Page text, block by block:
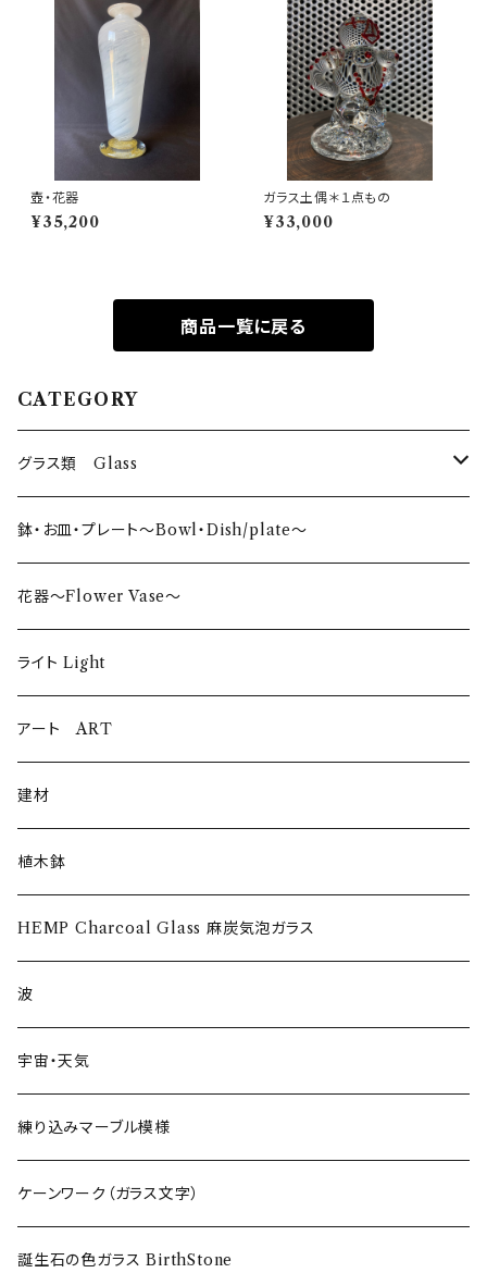
壺・花器
¥35,200
ガラス土偶＊１点もの
¥33,000
商品一覧に戻る
CATEGORY
グラス類 Glass
タンブラー〜Tumbler〜
日本酒〜SAKE〜
ロックグラス〜Rock Glass〜
ウイスキーグラス〜Whisky Glass
ゴブレット〜Goblet〜
ショットグラス〜Shot Glass
ワイングラス~Wine Glass
フリーグラス〜FREEEE
鉢・お皿・プレート〜Bowl・Dish/plate〜
花器〜Flower Vase〜
ライト Light
アート ART
建材
植木鉢
HEMP Charcoal Glass 麻炭気泡ガラス
波
宇宙・天気
練り込みマーブル模様
ケーンワーク（ガラス文字）
誕生石の色ガラス BirthStone